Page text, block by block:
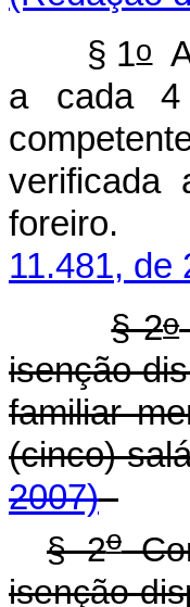
§ 1oA
a cada 4
verificada
11.481, de
§ 2o
isenção
familiar
(cinco)
2007)
§ 2o
isenção